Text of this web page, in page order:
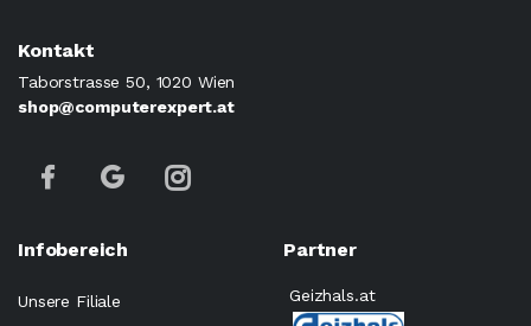
Kontakt
Taborstrasse 50, 1020 Wien
shop@computerexpert.at
Infobereich
Unsere Filiale
Partner
Geizhals.at